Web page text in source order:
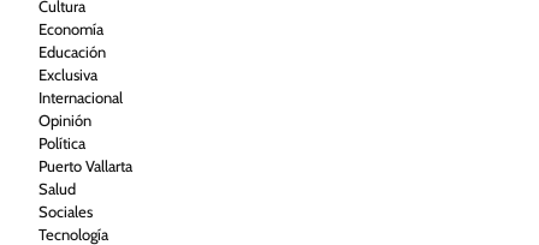
Cultura
Economía
Educación
Exclusiva
Internacional
Opinión
Política
Puerto Vallarta
Salud
Sociales
Tecnología